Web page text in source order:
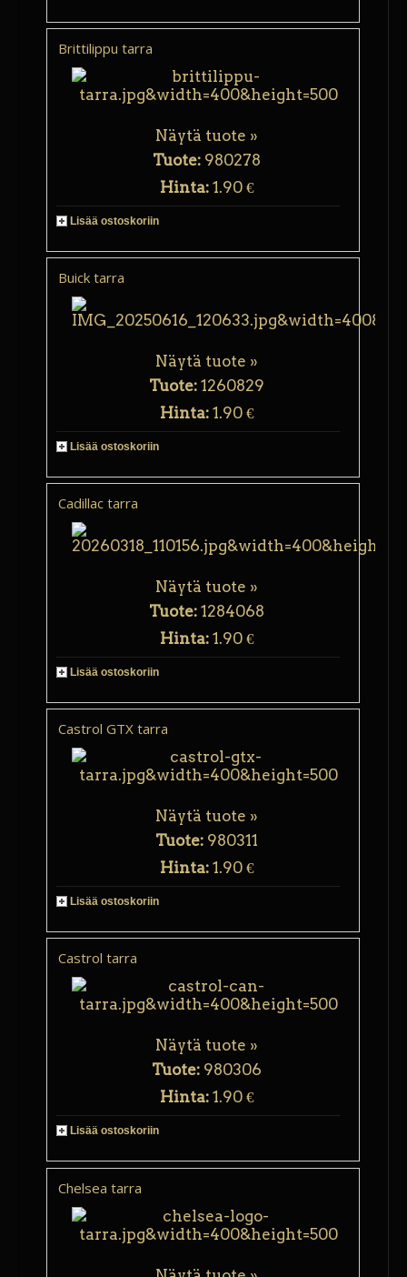
Brittilippu tarra
Näytä tuote »
Tuote: 980278
Hinta: 1.90 €
Lisää ostoskoriin
Buick tarra
Näytä tuote »
Tuote:1260829
Hinta: 1.90 €
Lisää ostoskoriin
Cadillac tarra
Näytä tuote »
Tuote:1284068
Hinta: 1.90 €
Lisää ostoskoriin
Castrol GTX tarra
Näytä tuote »
Tuote: 980311
Hinta: 1.90 €
Lisää ostoskoriin
Castrol tarra
Näytä tuote »
Tuote: 980306
Hinta: 1.90 €
Lisää ostoskoriin
Chelsea tarra